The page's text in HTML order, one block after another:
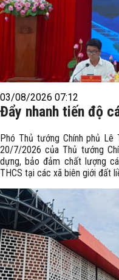
03/08/2026 07:12
Đẩy nhanh tiến độ
Phó Thủ tướng Chính phủ Lê
20/7/2026 của Thủ tướng
dựng, bảo đảm chất lượng
THCS tại các xã biên giới đất